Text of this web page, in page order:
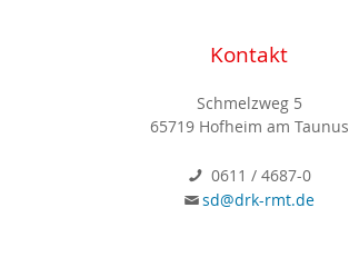
Kontakt
Schmelzweg 5
65719 Hofheim am Taunus
0611 / 4687-0
sd@drk-rmt.de